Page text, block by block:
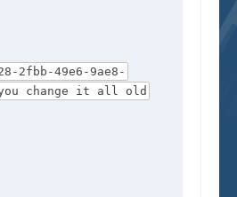
2fbb-49e6-9ae8-
if you change it all old